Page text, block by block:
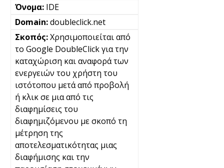
IDE
doubleclick.net
Χρησιμοποιείται από
το Google DoubleClick για την
καταχώριση και αναφορά των
ενεργειών του χρήστη του
ιστότοπου μετά από προβολή
ή κλικ σε μια από τις
διαφημίσεις του
διαφημιζόμενου με σκοπό τη
μέτρηση της
αποτελεσματικότητας μιας
διαφήμισης και την